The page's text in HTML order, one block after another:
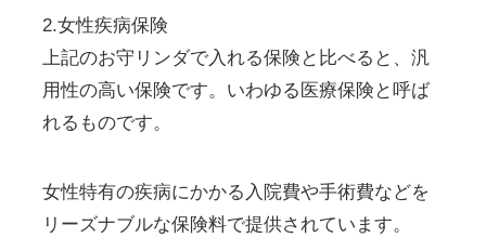
2.女性疾病保険
上記のお守リンダで入れる保険と比べると、汎
用性の高い保険です。いわゆる医療保険と呼ば
れるものです。
女性特有の疾病にかかる入院費や手術費などを
リーズナブルな保険料で提供されています。